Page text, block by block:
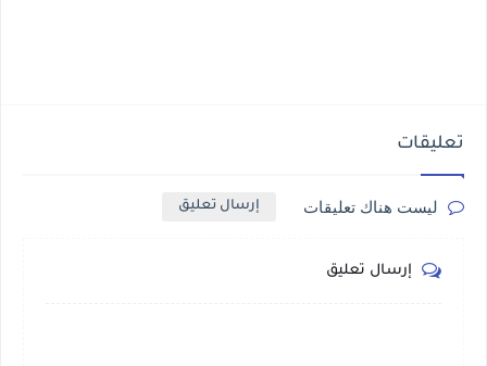
تعليقات
ليست هناك تعليقات إرسال تعليق
إرسال تعليق